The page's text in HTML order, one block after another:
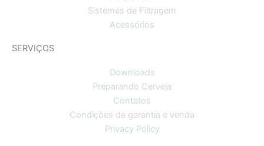
Sistemas de Filtragem
Acessórios
SERVIÇOS
Downloads
Preparando Cerveja
Contatos
Condições de garantia e venda
Privacy Policy